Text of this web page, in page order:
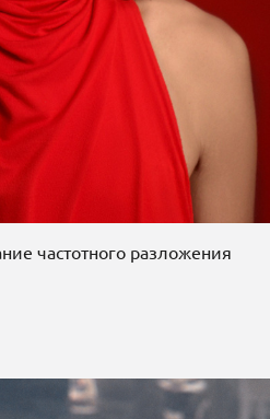
частотного разложения